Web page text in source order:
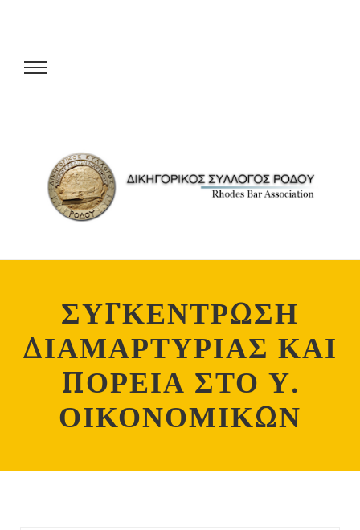
ΣΥΓΚΕΝΤΡΩΣΗ
ΔΙΑΜΑΡΤΥΡΙΑΣ ΚΑΙ
ΠΟΡΕΙΑ ΣΤΟ Υ.
ΟΙΚΟΝΟΜΙΚΩΝ